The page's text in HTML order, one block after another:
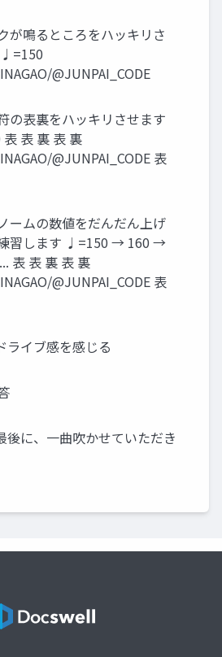
が鳴るところをハッキリさ
@JUNPAI_CODE
の表裏をハッキリさせます
表 裏 表 裏
@JUNPAI_CODE 表
ームの数値をだんだん上げ
習します ♩=150 → 160 →
表 表 裏 表 裏
@JUNPAI_CODE 表
ライブ感を感じる
後に、一曲吹かせていただき